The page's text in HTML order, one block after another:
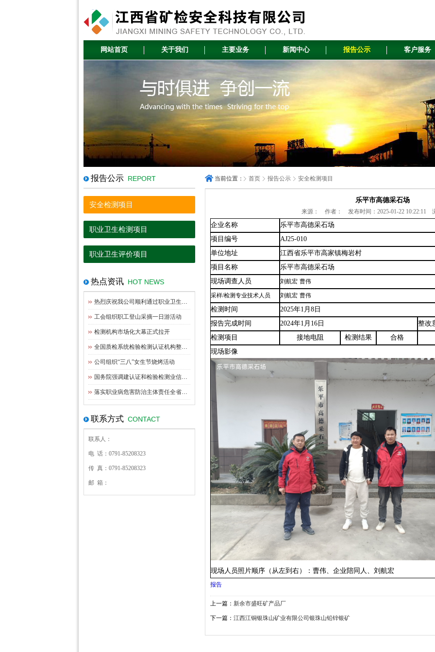
网站首页 关于我们 主要业务 新闻中心 报告公示 客户服务
报告公示 REPORT
安全检测项目
职业卫生检测项目
职业卫生评价项目
热点资讯 HOT NEWS
热烈庆祝我公司顺利通过职业卫生资质扩项评审
工会组织职工登山采摘一日游活动
检测机构市场化大幕正式拉开
全国质检系统检验检测认证机构整合指导意见出台
公司组织“三八”女生节烧烤活动
国务院强调建认证和检验检测业信用体系管理
落实职业病危害防治主体责任全省职业卫生监管工作座谈会在九江召开
联系方式 CONTACT
联系人：
电 话：0791-85208323
传 真：0791-85208323
邮 箱：
当前位置： 首页 报告公示 安全检测项目
乐平市高德采石场
来源： 作者： 发布时间：2025-01-22 10:22:11
企业名称
乐平市高德采石场
项目编号
AJ25-010
单位地址
江西省乐平市高家镇梅岩村
项目名称
乐平市高德采石场
现场调查人员
刘航宏 曹伟
采样/检测专业技术人员 刘航宏 曹伟
检测时间
2025年1月8日
报告完成时间
2024年1月16日
整改
检测项目
接地电阻 检测结果
合格
现场影像
现场人员照片顺序（从左到右）：曹伟、企业陪同人、刘航宏
报告
上一篇： 新余市盛旺矿产品厂
下一篇： 江西江铜银珠山矿业有限公司银珠山铅锌银矿